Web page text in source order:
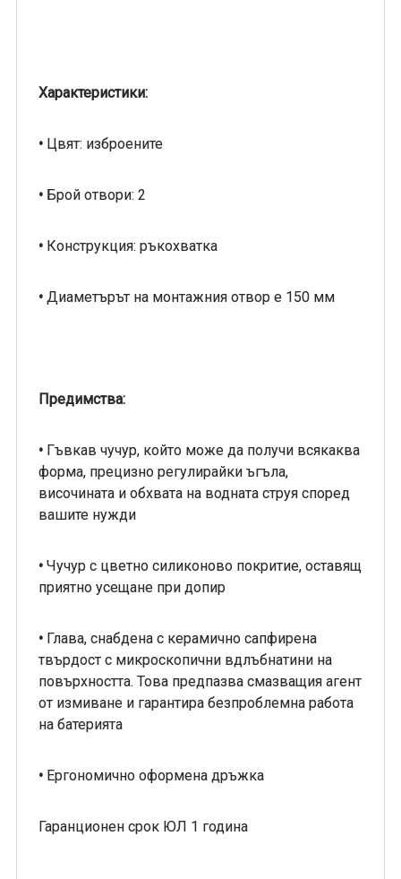
Характеристики:
• Цвят: изброените
• Брой отвори: 2
• Конструкция: ръкохватка
• Диаметърът на монтажния отвор е 150 мм
Предимства:
• Гъвкав чучур, който може да получи всякаква
форма, прецизно регулирайки ъгъла,
височината и обхвата на водната струя според
вашите нужди
• Чучур с цветно силиконово покритие, оставящ
приятно усещане при допир
• Глава, снабдена с керамично сапфирена
твърдост с микроскопични вдлъбнатини на
повърхността. Това предпазва смазващия агент
от измиване и гарантира безпроблемна работа
на батерията
• Ергономично оформена дръжка
Гаранционен срок ЮЛ 1 година